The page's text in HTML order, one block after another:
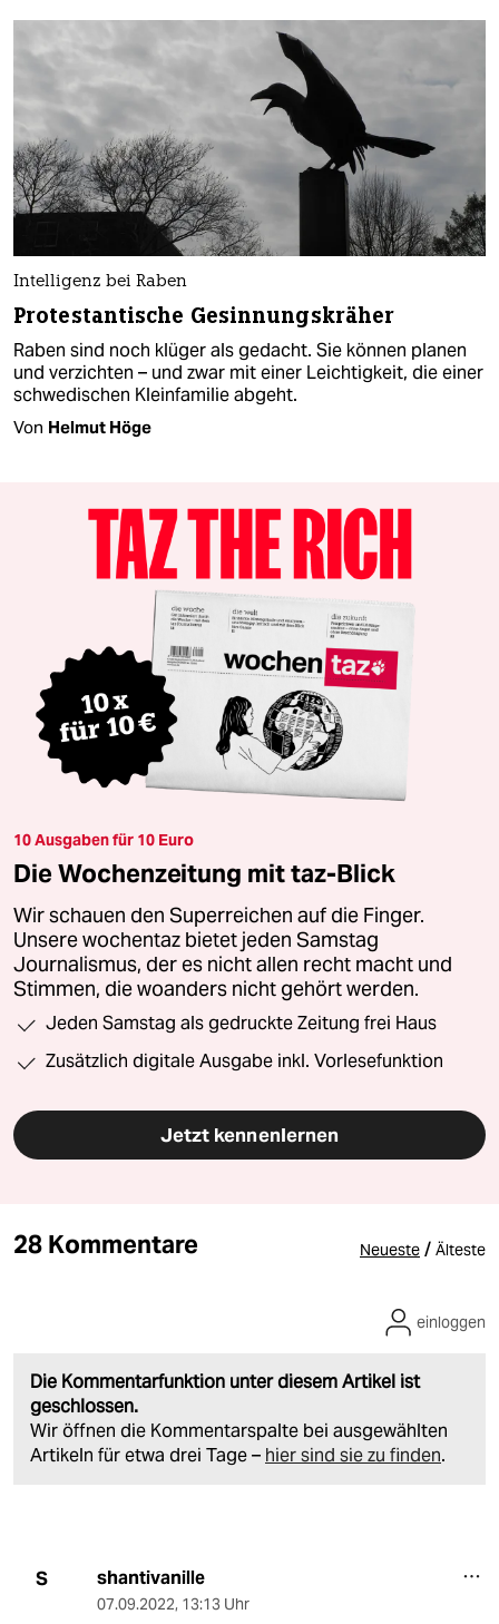
Intelligenz bei Raben
Protestantische Gesinnungskräher
Raben sind noch klüger als gedacht. Sie können planen
und verzichten – und zwar mit einer Leichtigkeit, die einer
schwedischen Kleinfamilie abgeht.
Von Helmut Höge
10 Ausgaben für 10 Euro
Die Wochenzeitung mit taz-Blick
Wir schauen den Superreichen auf die Finger.
Unsere wochentaz bietet jeden Samstag
Journalismus, der es nicht allen recht macht und
Stimmen, die woanders nicht gehört werden.
Jeden Samstag als gedruckte Zeitung frei Haus
Zusätzlich digitale Ausgabe inkl. Vorlesefunktion
Jetzt kennenlernen
28 Kommentare Neueste / Älteste
Die Kommentarfunktion unter diesem Artikel ist
geschlossen.
Wir öffnen die Kommentarspalte bei ausgewählten
Artikeln für etwa drei Tage – hier sind sie zu finden.
einloggen
S shantivanille
07.09.2022, 13:13 Uhr